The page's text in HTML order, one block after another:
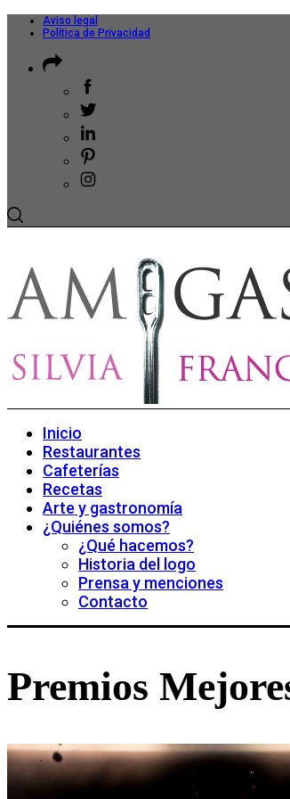
Aviso legal
Política de Privacidad
Inicio
Restaurantes
Cafeterías
Recetas
Arte y gastronomía
¿Quiénes somos?
¿Qué hacemos?
Historia del logo
Prensa y menciones
Contacto
Premios